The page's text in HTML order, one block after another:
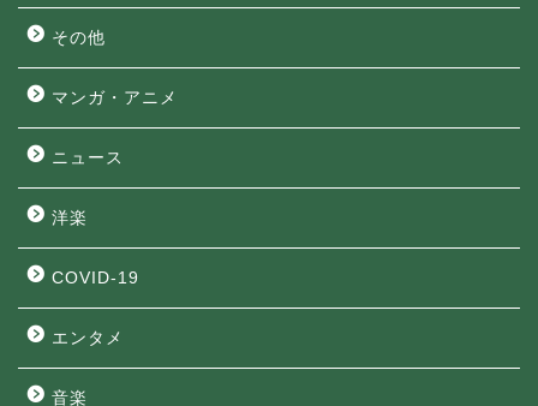
その他
マンガ・アニメ
ニュース
洋楽
COVID-19
エンタメ
音楽